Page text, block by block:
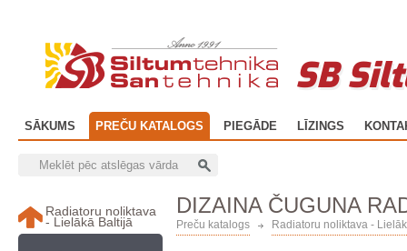
SB
SĀKUMS PREČU KATALOGS PIEGĀDE LĪZINGS
DIZAINA ČUGUNA
Preču katalogs Radiatoru noliktava -
Radiatoru noliktava
- Lielākā Baltijā